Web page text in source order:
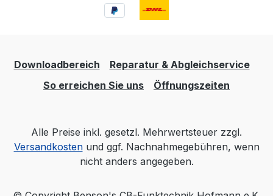
Downloadbereich
Reparatur & Abgleichservice
So erreichen Sie uns
Öffnungszeiten
Alle Preise inkl. gesetzl. Mehrwertsteuer zzgl.
Versandkostenund ggf. Nachnahmegebühren, wenn
nicht anders angegeben.